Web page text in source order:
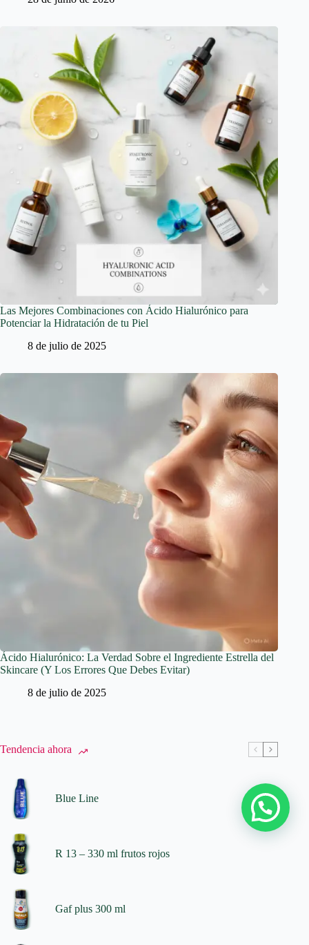
Las Mejores Combinaciones con Ácido Hialurónico para
Potenciar la Hidratación de tu Piel
8 de julio de 2025
Ácido Hialurónico: La Verdad Sobre el Ingrediente Estrella del
Skincare (Y Los Errores Que Debes Evitar)
8 de julio de 2025
Tendencia ahora
Blue Line
R 13 – 330 ml frutos rojos
Gaf plus 300 ml